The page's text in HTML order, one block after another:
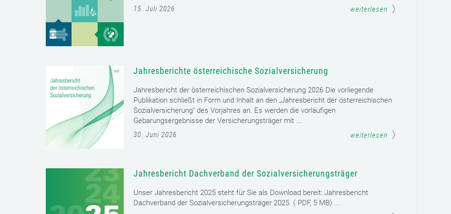
15. Juli 2026
weiterlesen
Jahresberichte österreichische Sozialversicherung
Jahresbericht der österreichischen Sozialversicherung 2026 Die vorliegende
Publikation schließt in Form und Inhalt an den „Jahresbericht der österreichischen
Sozialversicherung“ des Vorjahres an. Es werden die vorläufigen
Gebarungsergebnisse der Versicherungsträger mit ...
30. Juni 2026
weiterlesen
Jahresbericht Dachverband der Sozialversicherungsträger
Unser Jahresbericht 2025 steht für Sie als Download bereit: Jahresbericht
Dachverband der Sozialversicherungsträger 2025 ( PDF, 5 MB) ...